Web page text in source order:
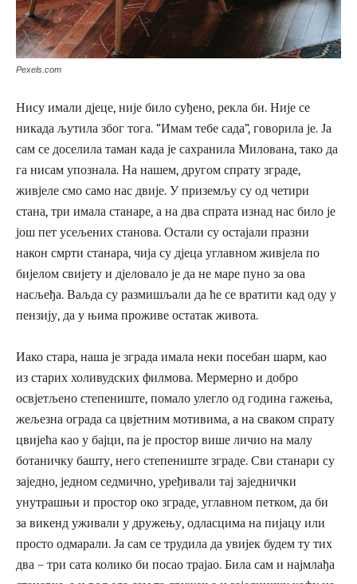
Pexels.com
Нису имали дјеце, није било суђено, рекла би. Није се
никада љутила због тога. “Имам тебе сада”, говорила је. Ја
сам се доселила таман када је сахранила Милована, тако да
га нисам упознала. На нашем, другом спрату зграде,
живјеле смо само нас двије. У приземљу су од четири
стана, три имала станаре, а на два спрата изнад нас било је
још пет усељених станова. Остали су остајали празни
након смрти станара, чија су дјеца углавном живјела по
бијелом свијету и дјеловало је да не маре пуно за ова
насљеђа. Ваљда су размишљали да ће се вратити кад оду у
пензију, да у њима проживе остатак живота.
Иако стара, наша је зграда имала неки посебан шарм, као
из старих холивудских филмова. Мермерно и добро
освјетљено степениште, помало улегло од година гажења,
жељезна ограда са цвјетним мотивима, а на сваком спрату
цвијећа као у бајци, па је простор више личио на малу
ботаничку башту, него степениште зграде. Сви станари су
заједно, једном седмично, уређивали тај заједнички
унутрашњи и простор око зграде, углавном петком, да би
за викенд уживали у дружењу, одласцима на пијацу или
просто одмарали. Ја сам се трудила да увијек будем ту тих
два – три сата колико би посао трајао. Била сам и најмлађа